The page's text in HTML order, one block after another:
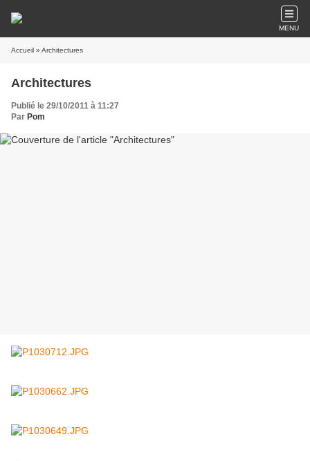
MENU
Accueil » Architectures
Architectures
Publié le 29/10/2011 à 11:27
Par Pom